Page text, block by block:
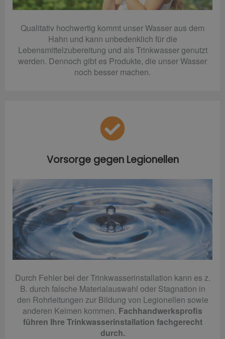
Qualitativ hochwertig kommt unser Wasser aus dem
Hahn und kann unbedenklich für die
Lebensmittelzubereitung und als Trinkwasser genutzt
werden. Dennoch gibt es Produkte, die unser Wasser
noch besser machen.
Vorsorge gegen Legionellen
Durch Fehler bei der Trinkwasserinstallation kann es z.
B. durch falsche Materialauswahl oder Stagnation in
den Rohrleitungen zur Bildung von Legionellen sowie
anderen Keimen kommen. Fachhandwerksprofis
führen Ihre Trinkwasserinstallation fachgerecht
durch.